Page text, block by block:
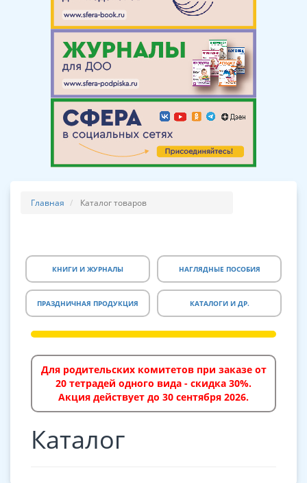
Главная Каталог товаров
КНИГИ И ЖУРНАЛЫ НАГЛЯДНЫЕ ПОСОБИЯ
ПРАЗДНИЧНАЯ ПРОДУКЦИЯ КАТАЛОГИ И ДР.
Для родительских комитетов при заказе от
20 тетрадей одного вида - скидка 30%.
Акция действует до 30 сентября 2026.
Каталог